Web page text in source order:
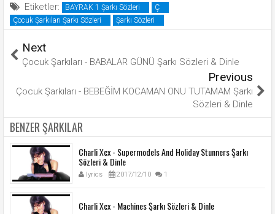
Etiketler: BAYRAK 1 Şarkı Sözleri
Ç
Çocuk Şarkıları Şarkı Sözleri
Şarkı Sözleri
Next
Çocuk Şarkıları - BABALAR GÜNÜ Şarkı Sözleri & Dinle
Previous
Çocuk Şarkıları - BEBEĞİM KOCAMAN ONU TUTAMAM Şarkı
Sözleri & Dinle
BENZER ŞARKILAR
Charli Xcx - Supermodels And Holiday Stunners Şarkı
Sözleri & Dinle
lyrics 2017/12/10 1
Charli Xcx - Machines Şarkı Sözleri & Dinle